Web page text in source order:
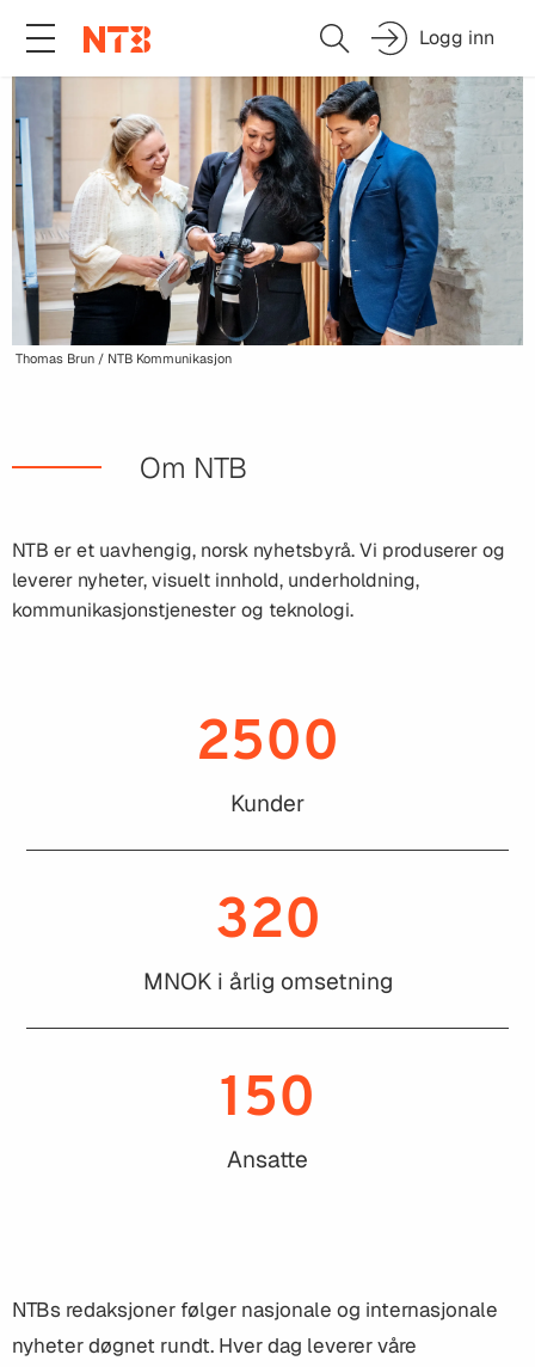
Logg inn
Thomas Brun / NTB Kommunikasjon
Om NTB
NTB er et uavhengig, norsk nyhetsbyrå. Vi produserer og
leverer nyheter, visuelt innhold, underholdning,
kommunikasjonstjenester og teknologi.
2500
Kunder
320
MNOK i årlig omsetning
150
Ansatte
NTBs redaksjoner følger nasjonale og internasjonale
nyheter døgnet rundt. Hver dag leverer våre